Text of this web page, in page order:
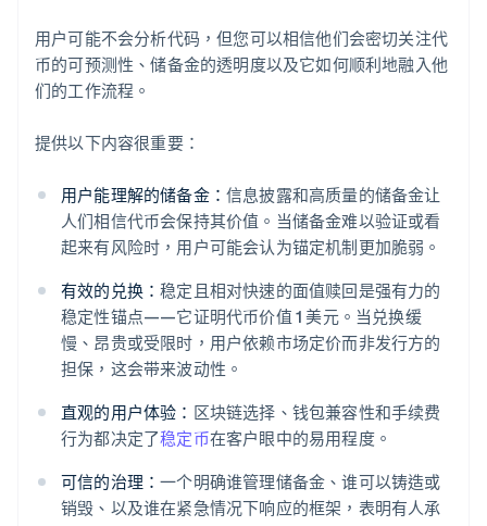
用户可能不会分析代码，但您可以相信他们会密切关注代
币的可预测性、储备金的透明度以及它如何顺利地融入他
们的工作流程。
提供以下内容很重要：
用户能理解的储备金： 信息披露和高质量的储备金让
人们相信代币会保持其价值。当储备金难以验证或看
起来有风险时，用户可能会认为锚定机制更加脆弱。
有效的兑换：稳定且相对快速的面值赎回是强有力的
稳定性锚点——它证明代币价值 1 美元。当兑换缓
慢、昂贵或受限时，用户依赖市场定价而非发行方的
担保，这会带来波动性。
直观的用户体验： 区块链选择、钱包兼容性和手续费
行为都决定了稳定币在客户眼中的易用程度。
可信的治理：一个明确谁管理储备金、谁可以铸造或
销毁、以及谁在紧急情况下响应的框架，表明有人承